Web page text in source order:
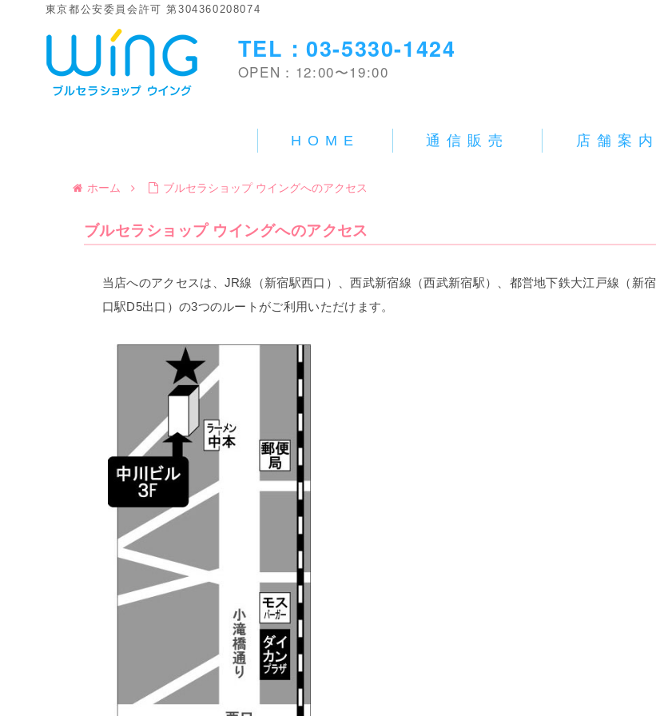
東京都公安委員会許可 第304360208074
TEL：03-5330-1424
OPEN：12:00〜19:00
HOME 通信販売 店舗案内
ホーム ブルセラショップ ウイングへのアクセス
ブルセラショップ ウイングへのアクセス
当店へのアクセスは、JR線（新宿駅西口）、西武新宿線（西武新宿駅）、都営地下鉄大江戸線（新
口駅D5出口）の3つのルートがご利用いただけます。